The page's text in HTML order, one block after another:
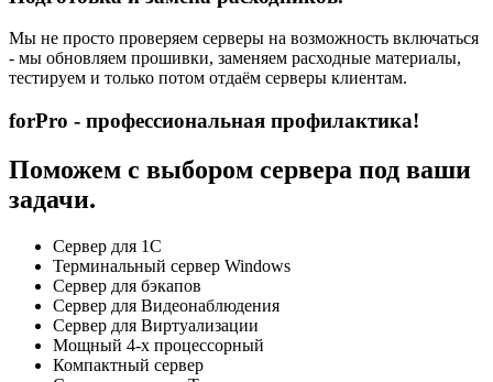
Мы не просто проверяем серверы на возможность включаться
- мы обновляем прошивки, заменяем расходные материалы,
тестируем и только потом отдаём серверы клиентам.
forPro - профессиональная профилактика!
Поможем с выбором сервера под ваши
задачи.
Сервер для 1С
Терминальный сервер Windows
Сервер для бэкапов
Сервер для Видеонаблюдения
Сервер для Виртуализации
Мощный 4-х процессорный
Компактный сервер